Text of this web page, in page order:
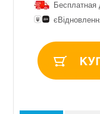
Бесплатная